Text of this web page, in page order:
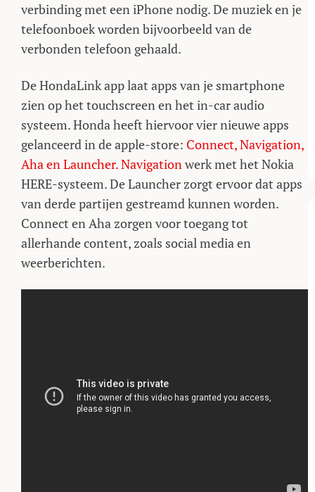
verbinding met een iPhone nodig. De muziek en je
telefoonboek worden bijvoorbeeld van de
verbonden telefoon gehaald.
De HondaLink app laat apps van je smartphone
zien op het touchscreen en het in-car audio
systeem. Honda heeft hiervoor vier nieuwe apps
gelanceerd in de apple-store: Connect, Navigation,
Aha en Launcher. Navigationwerk met het Nokia
HERE-systeem. De Launcher zorgt ervoor dat apps
van derde partijen gestreamd kunnen worden.
Connect en Aha zorgen voor toegang tot
allerhande content, zoals social media en
weerberichten.